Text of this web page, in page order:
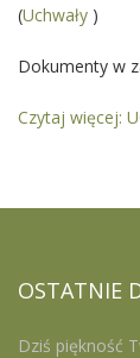
(Uchwały )
Dokumenty w
Czytaj więcej:
OSTATNIE
Dziś piękność